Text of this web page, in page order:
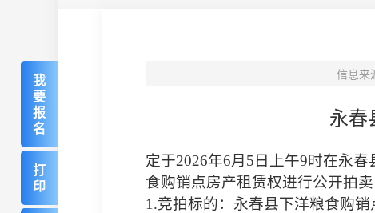
信息来
永春
定于2026年6月 5 日上午9时在永春
食购销点房产租赁权进行公开拍
1.竞拍标的：永春县下洋粮食购销
我
要
报
名
打
印